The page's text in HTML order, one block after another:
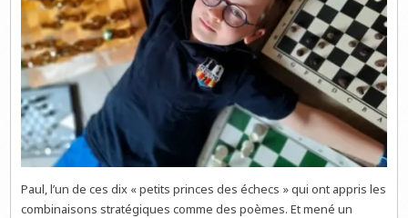
Paul, l’un de ces dix « petits princes des échecs » qui ont appris les
combinaisons stratégiques comme des poèmes. Et mené un